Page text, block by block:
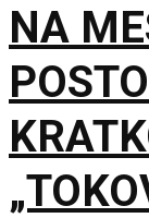
NA